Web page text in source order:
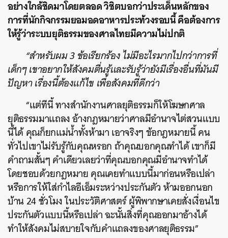
อย่างใกล้ชิดมาโดยตลอด วิชิตบอกว่าประเด็นหลักของ
การที่นักกิจกรรมยอมอดอาหารประท้วงรอบนี้ คือต้องการ
ให้รู้ว่าระบบยุติธรรมของศาลไทยมีความไม่ปกติ
“สำหรับผม 3 ข้อเรียกร้อง ไม่มีอะไรมากไปกว่าการที่
เด็กๆ เขาอยากให้สังคมตื่นรู้และรับรู้ว่ายังมีเรื่องอื่นที่มันมี
ปัญหา เรื่องนี้ต้องแก้ไข เพื่อสังคมที่ดีกว่า
“แต่ทีนี้ ทางสำนักงานศาลยุติธรรมก็ให้โฆษกศาล
ยุติธรรมมาแถลง อ้างกฎหมายว่าศาลมีอำนาจไต่สวนแบบ
นี้ได้ คุณก็ยกแม่น้ำทั้งห้ามา เอาจริงๆ ข้อกฎหมายนี้ คน
ทั่วไปเขาไม่รับรู้กับคุณหรอก ถ้าคุณบอกคุณทำได้ เขาก็มี
คำถามสั้นๆ คำเดียวเลยว่าที่คุณบอกคุณมีอำนาจทำได้
โดยชอบด้วยกฎหมาย คุณเคยทำแบบนี้มาก่อนหรือเปล่า
หรือการให้ใส่กำไลอีเอ็มระหว่างประกันตัว ห้ามออกนอก
บ้าน 24 ชั่วโมง ในประวัติศาสตร์ ผู้พิพากษาเคยสั่งเงื่อนไข
ประกันตัวแบบนี้หรือเปล่า ฉะนั้นสิ่งที่คุณออกมาอ้างได้
ทำให้สังคมไม่สบายใจกับคำแถลงของศาลยุติธรรม”